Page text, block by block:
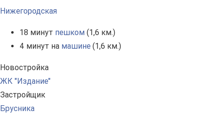
Нижегородская
18 минут пешком (1,6 км.)
4 минут на машине (1,6 км.)
Новостройка
ЖК "Издание"
Застройщик
Брусника